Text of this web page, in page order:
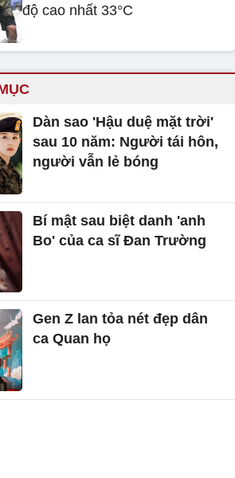
độ cao nhất 33°C
Dàn sao 'Hậu duệ mặt trời'
sau 10 năm: Người tái hôn,
người vẫn lẻ bóng
Bí mật sau biệt danh 'anh
Bo' của ca sĩ Đan Trường
Gen Z lan tỏa nét đẹp dân
ca Quan họ